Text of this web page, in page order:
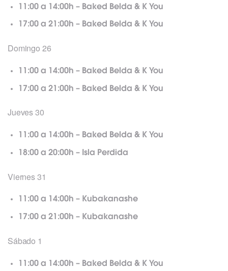
11:00 a 14:00h – Baked Belda & K You
17:00 a 21:00h – Baked Belda & K You
Domingo 26
11:00 a 14:00h – Baked Belda & K You
17:00 a 21:00h – Baked Belda & K You
Jueves 30
11:00 a 14:00h – Baked Belda & K You
18:00 a 20:00h – Isla Perdida
Viernes 31
11:00 a 14:00h – Kubakanashe
17:00 a 21:00h – Kubakanashe
Sábado 1
11:00 a 14:00h – Baked Belda & K You